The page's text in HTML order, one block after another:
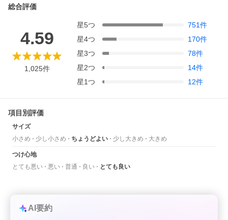
総合評価
4.59
1,025件
星5つ 751件
星4つ 170件
星3つ 78件
星2つ 14件
星1つ 12件
項目別評価
サイズ
小さめ
少し小さめ ちょうどよい 少し大きめ 大きめ
つけ心地
とても悪い
悪い 普通 良い とても良い
AI要約